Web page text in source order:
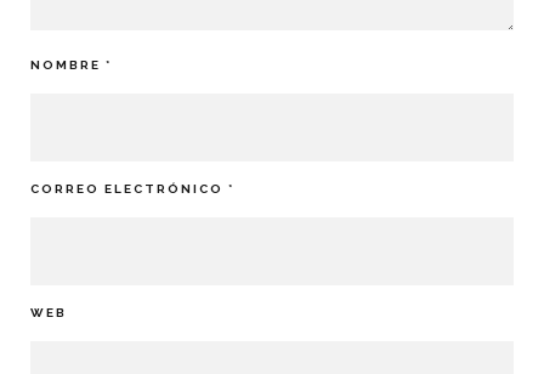
NOMBRE *
CORREO ELECTRÓNICO *
WEB